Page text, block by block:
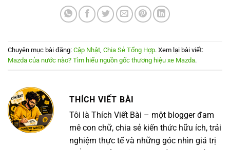
Chuyên mục bài đăng: Cập Nhật, Chia Sẻ Tổng Hợp. Xem lại bài viết:
Mazda của nước nào? Tìm hiểu nguồn gốc thương hiệu xe Mazda.
THÍCH VIẾT BÀI
Tôi là Thích Viết Bài – một blogger đam
mê con chữ, chia sẻ kiến thức hữu ích, trải
nghiệm thực tế và những góc nhìn giá trị